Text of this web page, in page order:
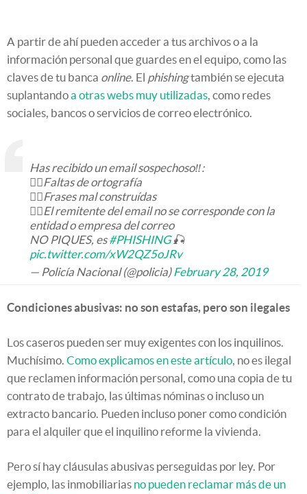
A partir de ahí pueden acceder a tus archivos o a la
información personal que guardes en el equipo, como las
claves de tu banca online. El phishingtambién se ejecuta
suplantandoa otras webs muy utilizadas , como redes
sociales, bancos o servicios de correo electrónico.
Has recibido un email sospechoso‼️:
👉🏻Faltas de ortografía
👉🏻Frases mal construídas
👉🏻El remitente del email no se corresponde con la
entidad o empresa del correo
NO PIQUES, es#PHISHING🎣
pic.twitter.com/xW2QZ5oJRv
— Policía Nacional (@policia) February 28, 2019
Condiciones abusivas: no son estafas, pero son ilegales
Los caseros pueden ser muy exigentes con los inquilinos.
Muchísimo. Como explicamos en este artículo , no es ilegal
que reclamen información personal, como una copia de tu
contrato de trabajo, las últimas nóminas o incluso un
extracto bancario. Pueden incluso poner como condición
para el alquiler que el inquilino reforme la vivienda.
Pero sí hay cláusulas abusivas perseguidas por ley. Por
ejemplo, las inmobiliarias no pueden reclamar más de un